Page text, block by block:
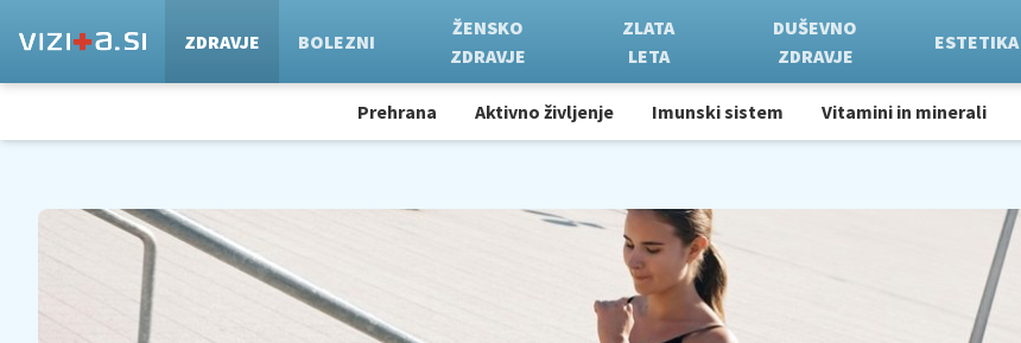
ZDRAVJE BOLEZNI
ŽENSKO
ZDRAVJE
ZLATA
LETA
DUŠEVNO
ZDRAVJE
ESTETIKA
Prehrana Aktivno življenje Imunski sistem Vitamini in minerali